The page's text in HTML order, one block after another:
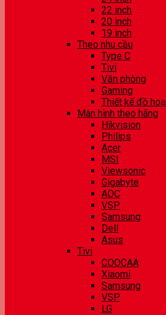
22 inch
20 inch
19 inch
Theo nhu cầu
Type C
Tivi
Văn phòng
Gaming
Thiết kế đồ hoạ
Màn hình theo hãng
Hikvision
Philips
Acer
MSI
Viewsonic
Gigabyte
AOC
VSP
Samsung
Dell
Asus
Tivi
COOCAA
Xiaomi
Samsung
VSP
LG